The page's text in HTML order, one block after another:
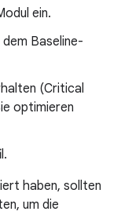
ein.
Baseline-
(Critical
optimieren
haben, sollten
um die